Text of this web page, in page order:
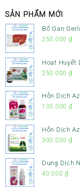
SẢN PHẨM MỚI
Bổ Gan
Gan, Mát
250.000 ₫
Hoạt Huyết
– Giảm Đau
250.000 ₫
Hỗn Dịch
Ho, Tiêu
135.000 ₫
Hỗn Dịch
Tiêu Đờm &
300.000 ₫
Dung Dịch
Sổ Mũi Cho
40.000 ₫